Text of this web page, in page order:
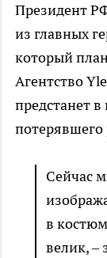
Президент
из главных
который
Агентство
предстанет
потерявшего
Сейчас
в
велик, –